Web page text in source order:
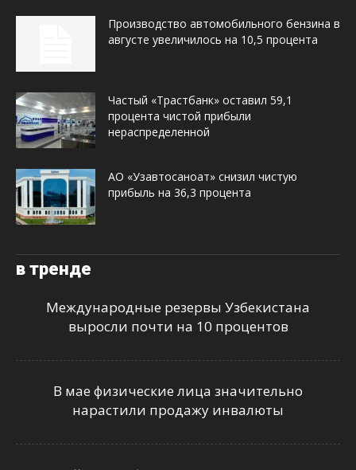
Производство автомобильного бензина в
августе увеличилось на 10,5 процента
Частый «Трастбанк» оставил 59,1
процента чистой прибыли
нераспределенной
АО «Узавтосаноат» снизил чистую
прибыль на 36,3 процента
в тренде
Международные резервы Узбекистана
выросли почти на 10 процентов
В мае физические лица значительно
нарастили продажу инвалюты